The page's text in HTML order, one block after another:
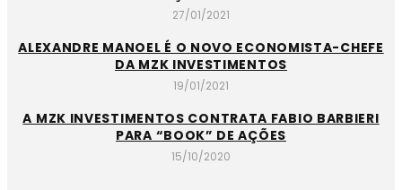
27/01/2021
ALEXANDRE MANOEL É O NOVO ECONOMISTA-CHEFE
DA MZK INVESTIMENTOS
19/01/2021
A MZK INVESTIMENTOS CONTRATA FABIO BARBIERI
PARA “BOOK” DE AÇÕES
15/10/2020